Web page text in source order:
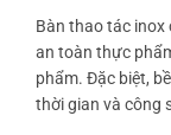
Bàn thao tác inox
an toàn thực
phẩm. Đặc biệt,
thời gian và công